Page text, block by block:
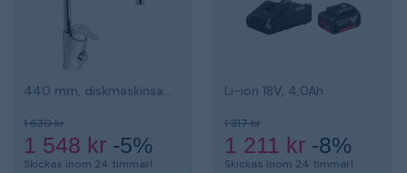
440 mm, diskmaskinsavstängning
1 630 kr
1 548 kr -5%
Skickas inom 24 timmar!
Li-ion 18V, 4,0Ah
1 317 kr
1 211 kr-8%
Skickas inom 24 timmar!